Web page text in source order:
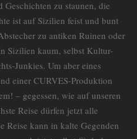
Geschichten zu staunen, die
ist auf Sizilien feist und bunt
zu antiken Ruinen oder
Sizilien kaum, selbst Kultur-
Junkies. Um aber eines
einer CURVES-Produktion
– gegessen, wie auf unseren
Reise dürfen jetzt alle
Reise kann in kalte Gegenden